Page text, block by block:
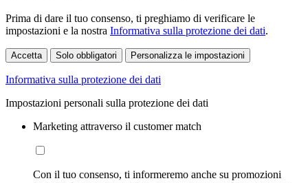
Prima di dare il tuo consenso, ti preghiamo di verificare le
impostazioni e la nostra Informativa sulla protezione dei dati.
Accetta Solo obbligatori Personalizza le impostazioni
Informativa sulla protezione dei dati
Impostazioni personali sulla protezione dei dati
Marketing attraverso il customer match
Con il tuo consenso, ti informeremo anche su promozioni